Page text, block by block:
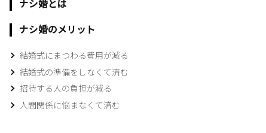
ナシ婚とは
ナシ婚のメリット
結婚式にまつわる費用が減る
結婚式の準備をしなくて済む
招待する人の負担が減る
人間関係に悩まなくて済む